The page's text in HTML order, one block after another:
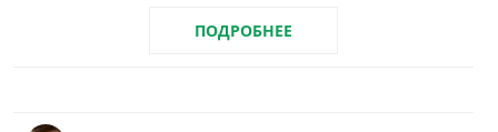
ПОДРОБНЕЕ